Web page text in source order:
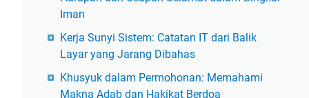
Iman
Kerja Sunyi Sistem: Catatan IT dari Balik
Layar yang Jarang Dibahas
Khusyuk dalam Permohonan: Memahami
Makna Adab dan Hakikat Berdoa